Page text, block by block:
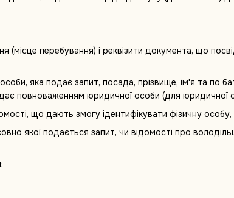
(місце перебування) і реквізити документа, що
яка подає запит, посада, прізвище, ім'я та по
повноваженням юридичної особи (для юридичної
що дають змогу ідентифікувати фізичну
якої подається запит, чи відомості про